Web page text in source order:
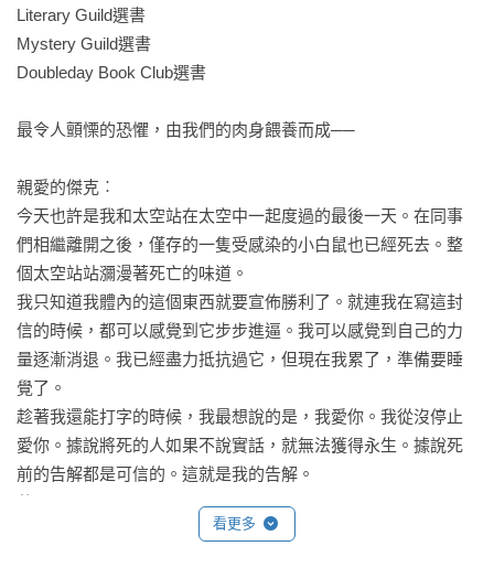
Literary Guild選書
Mystery Guild選書
Doubleday Book Club選書
最令人顫慄的恐懼，由我們的肉身餵養而成──
親愛的傑克︰
今天也許是我和太空站在太空中一起度過的最後一天。在同事
們相繼離開之後，僅存的一隻受感染的小白鼠也已經死去。整
個太空站站瀰漫著死亡的味道。
我只知道我體內的這個東西就要宣佈勝利了。就連我在寫這封
信的時候，都可以感覺到它步步進逼。我可以感覺到自己的力
量逐漸消退。我已經盡力抵抗過它，但現在我累了，準備要睡
覺了。
趁著我還能打字的時候，我最想說的是，我愛你。我從沒停止
愛你。據說將死的人如果不說實話，就無法獲得永生。據說死
前的告解都是可信的。這就是我的告解。
看更多